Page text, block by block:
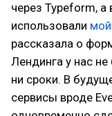
через Typeform, а
использовали
рассказала о
Лендинга у нас
ни сроки. В
сервисы вроде